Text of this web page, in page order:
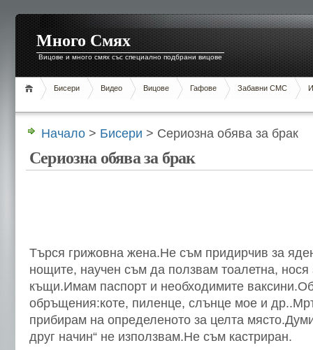
Много Смях
Вицове и много смях със специално подбрани вицове
Бисери Видео Вицове Гафове Забавни СМС
Начало > Бисери > Сериозна обява за брак
Сериозна обява за брак
Търся грижовна жена.Не съм придирчив за
нощите, научен съм да ползвам тоалетна, нося
къщи.Имам паспорт и необходимите
обръщения:коте, пиленце, слънце мое и
прибирам на определеното за целта
друг начин“ не използвам.Не съм кастриран.